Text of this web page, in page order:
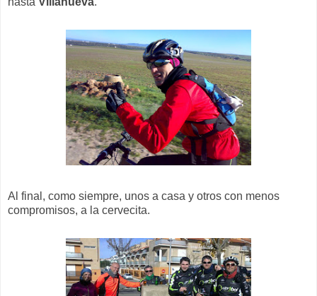
Al final, como siempre, unos a casa y otros con menos
compromisos, a la cervecita.